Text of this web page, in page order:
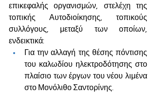
επικεφαλής οργανισμών, στελέχη της
τοπικής Αυτοδιοίκησης, τοπικούς
συλλόγους, μεταξύ των οποίων,
ενδεικτικά:
Για την αλλαγή της θέσης πόντισης
του καλωδίου ηλεκτροδότησης στο
πλαίσιο των έργων του νέου λιμένα
στο Μονόλιθο Σαντορίνης.